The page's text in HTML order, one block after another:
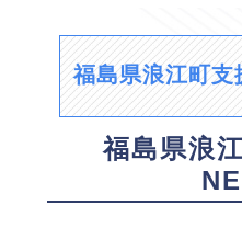
福島県浪江町
福島県浪